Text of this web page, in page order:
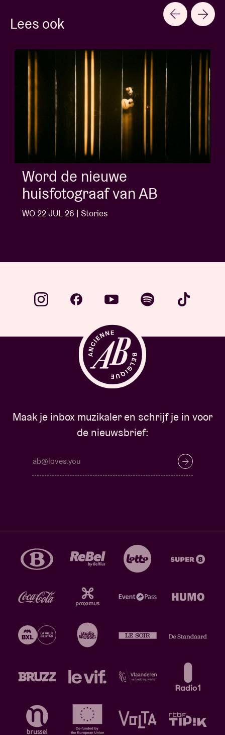
Lees ook
Album of the week:
'Doctrine Of Love' -
Ngonda
Maak je inbox muzikaler en schrijf je in voor
de nieuwsbrief: